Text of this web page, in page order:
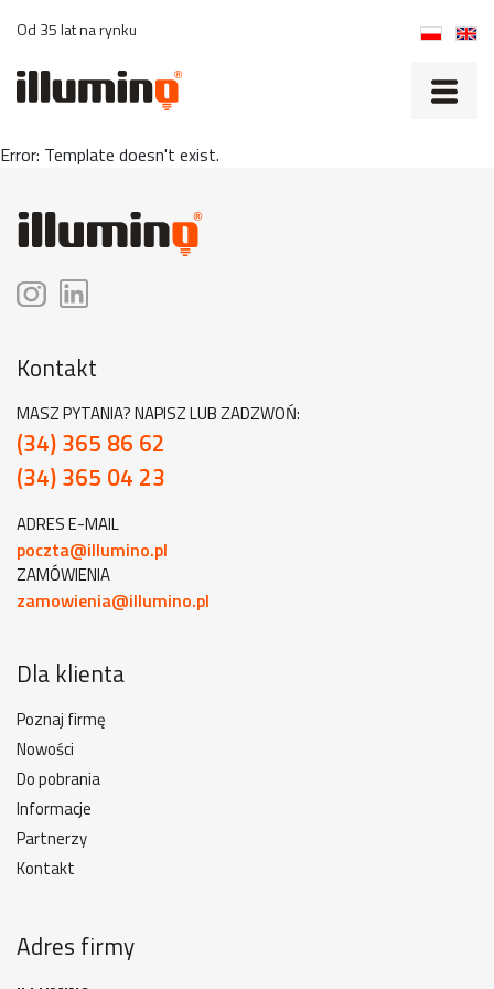
Od 35 lat na rynku
Error: Template doesn't exist.
Kontakt
MASZ PYTANIA? NAPISZ LUB ZADZWOŃ:
(34) 365 86 62
(34) 365 04 23
ADRES E-MAIL
poczta@illumino.pl
ZAMÓWIENIA
zamowienia@illumino.pl
Dla klienta
Poznaj firmę
Nowości
Do pobrania
Informacje
Partnerzy
Kontakt
Adres firmy